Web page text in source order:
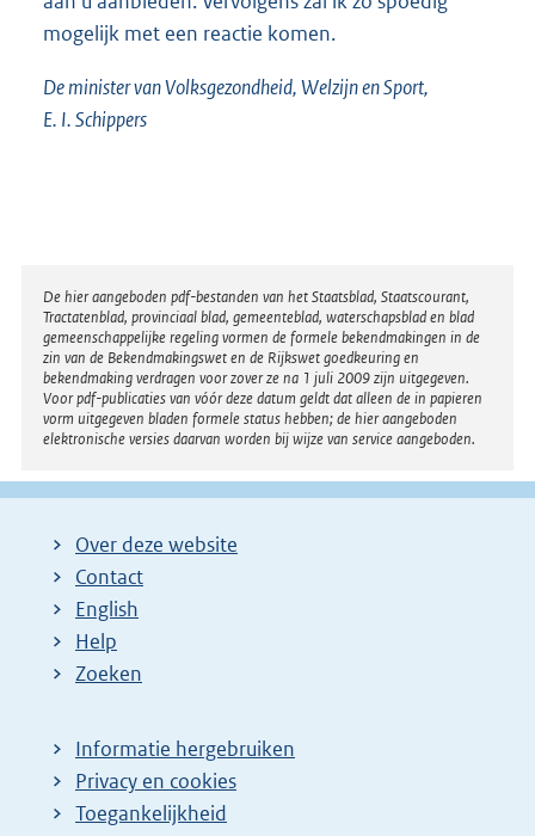
mogelijk met een reactie komen.
De minister van Volksgezondheid, Welzijn en Sport,
E. I. Schippers
Disclaimer
De hier aangeboden pdf-bestanden van het Staatsblad, Staatscourant,
Tractatenblad, provinciaal blad, gemeenteblad, waterschapsblad en blad
gemeenschappelijke regeling vormen de formele bekendmakingen in de
zin van de Bekendmakingswet en de Rijkswet goedkeuring en
bekendmaking verdragen voor zover ze na 1 juli 2009 zijn uitgegeven.
Voor pdf-publicaties van vóór deze datum geldt dat alleen de in papieren
vorm uitgegeven bladen formele status hebben; de hier aangeboden
elektronische versies daarvan worden bij wijze van service aangeboden.
Over deze website
Contact
English
Help
Zoeken
Informatie hergebruiken
Privacy en cookies
Toegankelijkheid